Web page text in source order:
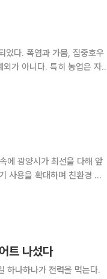
었다. 폭염과 가뭄, 집중호우
가 아니다. 특히 농업은 자
농
에 광양시가 최선을 다해 앞
트 나섰다
하나하나가 전력을 먹는다.